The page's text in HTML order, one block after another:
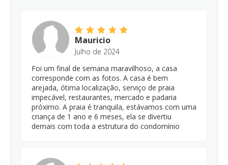
Mauricio
Julho de 2024
Foi um final de semana maravilhoso, a casa
corresponde com as fotos. A casa é bem
arejada, ótima localização, serviço de praia
impecável, restaurantes, mercado e padaria
próximo. A praia é tranquila, estávamos com uma
criança de 1 ano e 6 meses, ela se divertiu
demais com toda a estrutura do condomínio